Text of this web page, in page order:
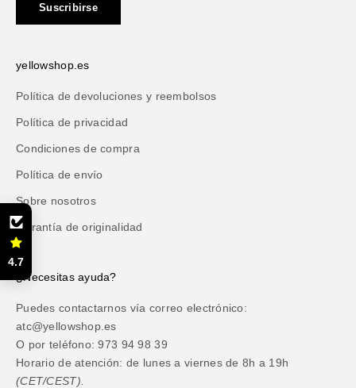
Suscribirse
yellowshop.es
Política de devoluciones y reembolsos
Política de privacidad
Condiciones de compra
Política de envío
Sobre nosotros
Garantía de originalidad
¿Necesitas ayuda?
Puedes contactarnos vía correo electrónico:
atc@yellowshop.es
O por teléfono: 973 94 98 39
Horario de atención: de lunes a viernes de 8h a 19h
(CET/CEST).
4.7